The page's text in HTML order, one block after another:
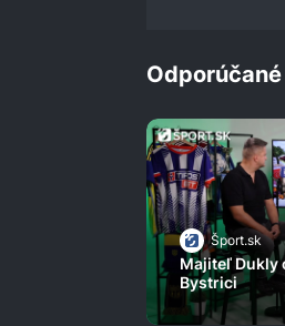
Šport.sk
Majiteľ Dukly
Bystrici